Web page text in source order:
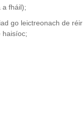
a fháil);
go leictreonach de réir
haisíoc;